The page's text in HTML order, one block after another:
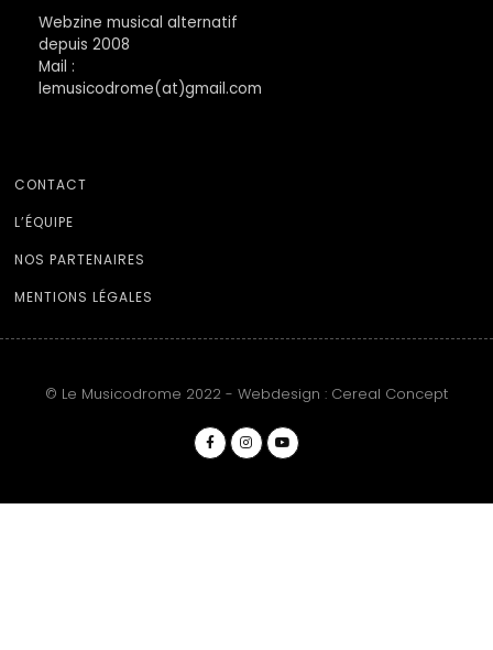
Webzine musical alternatif
depuis 2008
Mail :
lemusicodrome(at)gmail.com
CONTACT
L’ÉQUIPE
NOS PARTENAIRES
MENTIONS LÉGALES
© Le Musicodrome 2022 - Webdesign : Cereal Concept